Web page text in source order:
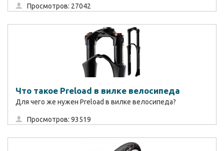
Просмотров: 27042
Что такое Preload в вилке велосипеда
Для чего же нужен Preload в вилке велосипеда?
Просмотров: 93519